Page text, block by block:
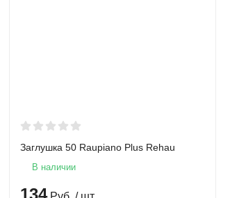
Заглушка 50 Raupiano Plus Rehau
В наличии
134